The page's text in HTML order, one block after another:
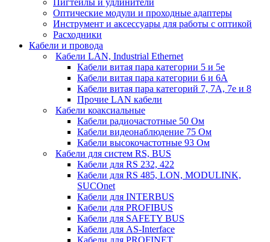
Оптические модули и проходные адаптеры
Инструмент и аксессуары для работы с оптикой
Расходники
Кабели и провода
Кабели LAN, Industrial Ethernet
Кабели витая пара категории 5 и 5е
Кабели витая пара категории 6 и 6A
Кабели витая пара категорий 7, 7А, 7е и 8
Прочие LAN кабели
Кабели коаксиальные
Кабели радиочастотные 50 Ом
Кабели видеонаблюдение 75 Ом
Кабели высокочастотные 93 Ом
Кабели для систем RS, BUS
Кабели для RS 232, 422
Кабели для RS 485, LON, MODULINK,
SUCOnet
Кабели для INTERBUS
Кабели для PROFIBUS
Кабели для SAFETY BUS
Кабели для AS-Interface
Кабели для PROFINET